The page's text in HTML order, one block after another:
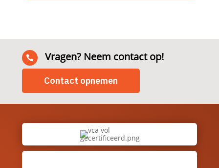
 Vragen? Neem contact op!
Contact opnemen